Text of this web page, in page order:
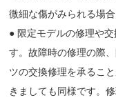
微細な傷がみられる場
● 限定モデルの修理や
す。故障時の修理の際
ツの交換修理を承るこ
きましても同様です。